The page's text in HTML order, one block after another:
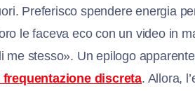
Preferisco spendere energia
le faceva eco con un video in
me stesso». Un epilogo
frequentazione discreta. Allora,